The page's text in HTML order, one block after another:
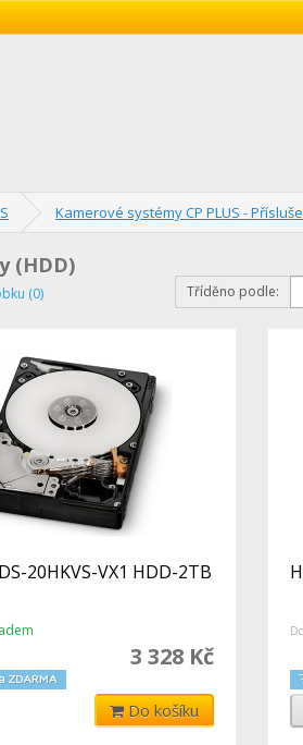
Kamerové systémy CP PLUS -
(HDD)
(0) Tříděno podle:
20HKVS-VX1 HDD-2TB
3 328 Kč
Do košíku